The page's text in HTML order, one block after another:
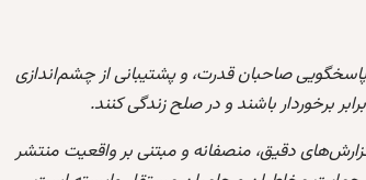
صاحبان قدرت، و پشتیبانی از چشم‌اندازی
برخوردار باشند و در صلح زندگی کنند.
دقیق، منصفانه و مبتنی بر واقعیت منتشر